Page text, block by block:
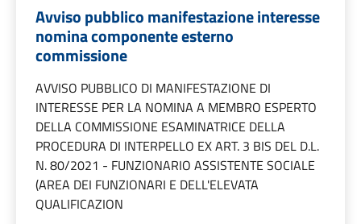
Avviso pubblico manifestazione interesse
nomina componente esterno
commissione
AVVISO PUBBLICO DI MANIFESTAZIONE DI
INTERESSE PER LA NOMINA A MEMBRO ESPERTO
DELLA COMMISSIONE ESAMINATRICE DELLA
PROCEDURA DI INTERPELLO EX ART. 3 BIS DEL D.L.
N. 80/2021 - FUNZIONARIO ASSISTENTE SOCIALE
(AREA DEI FUNZIONARI E DELL'ELEVATA
QUALIFICAZION